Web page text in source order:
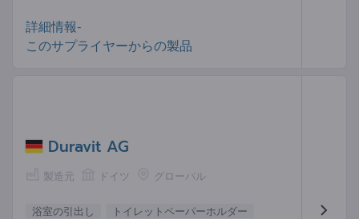
詳細情報-
このサプライヤーからの製品
Duravit AG
製造元 ドイツ グローバル
浴室の引出し
トイレットペーパーホルダー